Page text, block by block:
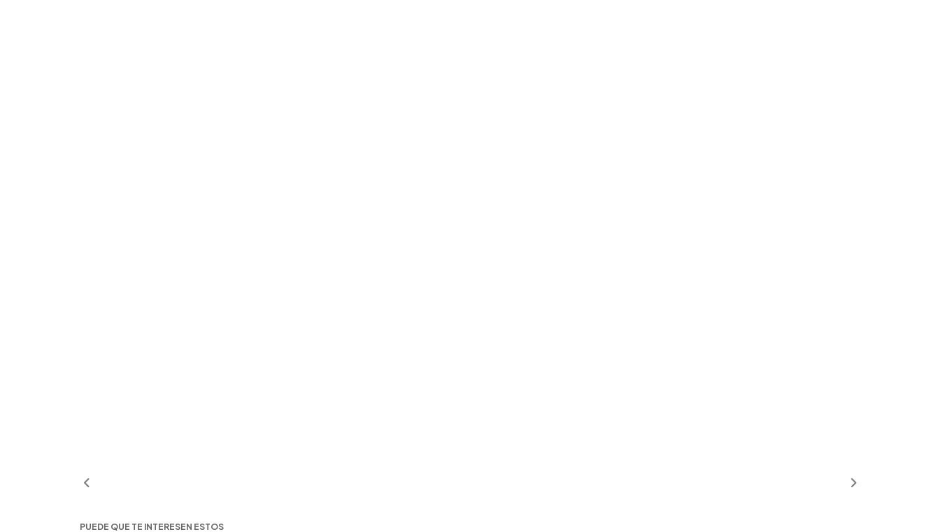
PUEDE QUE TE INTERESEN ESTOS